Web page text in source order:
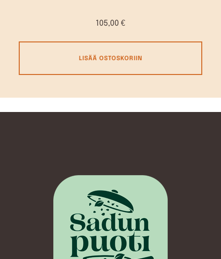
105,00 €
LISÄÄ OSTOSKORIIN